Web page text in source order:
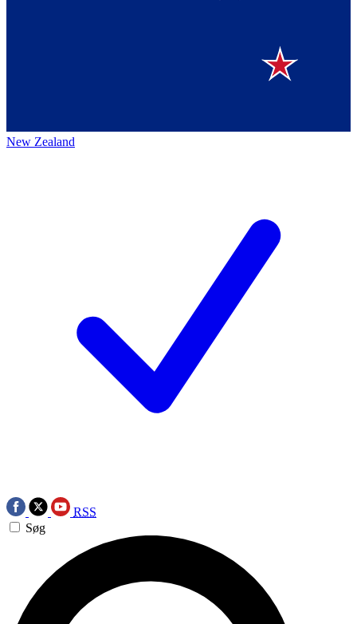
New Zealand
RSS
Søg